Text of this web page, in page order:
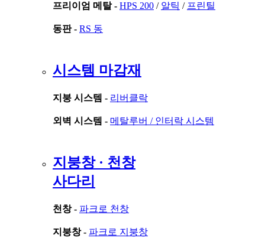
프리이엄 메탈 - HPS 200 / 알틱 / 프린틸
동판 - RS 동
시스템 마감재
지붕 시스템 - 리버클락
외벽 시스템 - 메탈루버 / 인터락 시스템
지붕창 · 천창
사다리
천창 - 파크로 천창
지붕창 - 파크로 지붕창